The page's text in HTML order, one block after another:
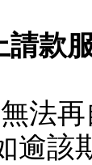
請款
法
逾該